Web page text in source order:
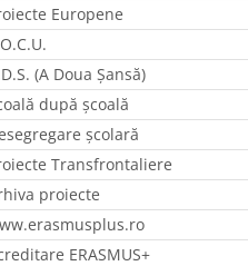
Europene
(A Doua Șansă)
după școală
școlară
Transfrontaliere
proiecte
ERASMUS+